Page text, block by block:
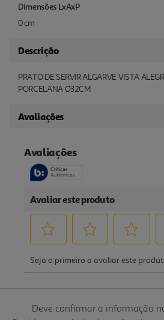
Dimensões LxAxP
0 cm
Descrição
PRATO DE SERVIR ALGARVE VISTA
PORCELANA Ø32CM
Avaliações
Deve confirmar a informação